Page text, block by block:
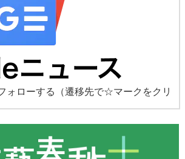
ォローする
（遷移先で☆マークをクリ